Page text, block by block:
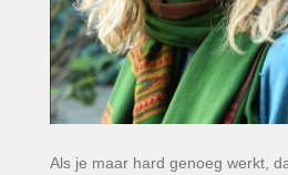
Als je maar hard genoeg werkt,